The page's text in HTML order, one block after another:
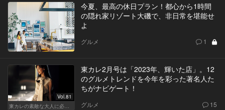
今夏、最高の休日プラン！都心から1時間
の隠れ家リゾート大磯で、非日常を堪能せ
よ
グルメ 1
Vol.81
東カレの素敵な大人に必要なこと
東カレ2月号は「2023年、輝いた店」。12
のグルメトレンドを今年を彩った著名人た
ちがナビゲート！
グルメ 15